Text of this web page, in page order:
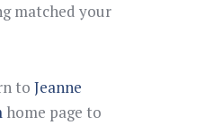
matched your
to Jeanne
home page to